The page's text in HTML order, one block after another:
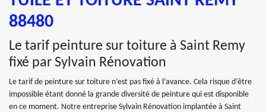
88480
Le tarif peinture sur toiture à Saint Remy
fixé par Sylvain Rénovation
Le tarif de peinture sur toiture n’est pas fixé à l’avance. Cela risque d’être
impossible étant donné la grande diversité de peinture qui est disponible
en ce moment. Notre entreprise Sylvain Rénovation implantée à Saint